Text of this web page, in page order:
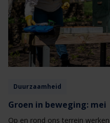
Duurzaamheid
Groen in beweging: mei
Op en rond ons terrein